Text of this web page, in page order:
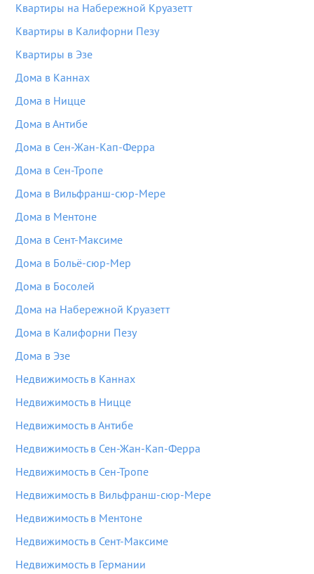
Квартиры на Набережной Круазетт
Квартиры в Калифорни Пезу
Квартиры в Эзе
Дома в Каннах
Дома в Ницце
Дома в Антибе
Дома в Сен-Жан-Кап-Ферра
Дома в Сен-Тропе
Дома в Вильфранш-сюр-Мере
Дома в Ментоне
Дома в Сент-Максиме
Дома в Больё-сюр-Мер
Дома в Босолей
Дома на Набережной Круазетт
Дома в Калифорни Пезу
Дома в Эзе
Недвижимость в Каннах
Недвижимость в Ницце
Недвижимость в Антибе
Недвижимость в Сен-Жан-Кап-Ферра
Недвижимость в Сен-Тропе
Недвижимость в Вильфранш-сюр-Мере
Недвижимость в Ментоне
Недвижимость в Сент-Максиме
Недвижимость в Германии